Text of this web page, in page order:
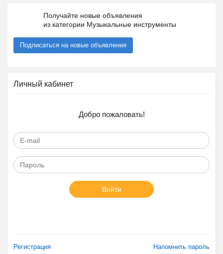
Получайте новые объявления
из категории Музыкальные инструменты
Подписаться на новые объявления
Личный кабинет
Добро пожаловать!
Войти
Регистрация Напомнить пароль